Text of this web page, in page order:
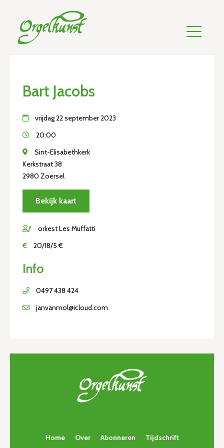
Bart Jacobs
vrijdag 22 september 2023
20:00
Sint-Elisabethkerk
Kerkstraat 38
2980 Zoersel
Bekijk kaart
orkest Les Muffatti
€
20/18/5 €
Info
0497 438 424
janvanmol@icloud.com
Home Over Abonneren Tijdschrift